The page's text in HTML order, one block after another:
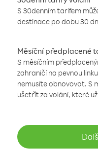
S 30denním tarifem
destinace po dobu 30
Měsíční předplacené
S měsíčním
zahraničí na pevnou
nemusíte obnovovat. S
ušetřit za volání, které